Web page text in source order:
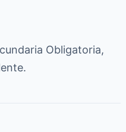
Obligatoria,